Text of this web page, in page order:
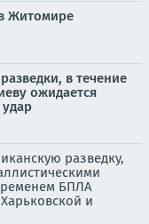
Житомире
в течение
ожидается
разведку,
БПЛА
и